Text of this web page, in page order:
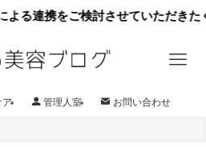
検討させていただきたくご案内申
ア 管理人室 お問い合わせ